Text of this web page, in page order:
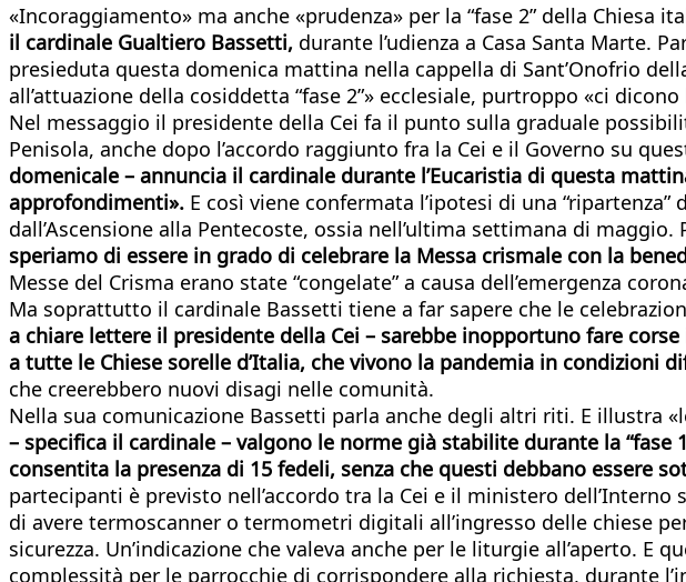
«Incoraggiamento» ma anche «prudenza» per la “fase 2” della Chiesa
il cardinale Gualtiero Bassetti, durante l’udienza a Casa Santa Marte.
presieduta questa domenica mattina nella cappella di Sant’Onofrio
all’attuazione della cosiddetta “fase 2”» ecclesiale, purtroppo «ci
Nel messaggio il presidente della Cei fa il punto sulla graduale
Penisola, anche dopo l’accordo raggiunto fra la Cei e il Governo su
domenicale – annuncia il cardinale durante l’Eucaristia di questa
approfondimenti». E così viene confermata l’ipotesi di una
dall’Ascensione alla Pentecoste, ossia nell’ultima settimana di
speriamo di essere in grado di celebrare la Messa crismale con la
Messe del Crisma erano state “congelate” a causa dell’emergenza
Ma soprattutto il cardinale Bassetti tiene a far sapere che le
a chiare lettere il presidente della Cei – sarebbe inopportuno fare
a tutte le Chiese sorelle d’Italia, che vivono la pandemia in condizioni
che creerebbero nuovi disagi nelle comunità.
Nella sua comunicazione Bassetti parla anche degli altri riti. E illustra
– specifica il cardinale – valgono le norme già stabilite durante la
consentita la presenza di 15 fedeli, senza che questi debbano essere
partecipanti è previsto nell’accordo tra la Cei e il ministero
di avere termoscanner o termometri digitali all’ingresso delle chiese
sicurezza. Un’indicazione che valeva anche per le liturgie all’aperto. E
complessità per le parrocchie di corrispondere alla richiesta, durante